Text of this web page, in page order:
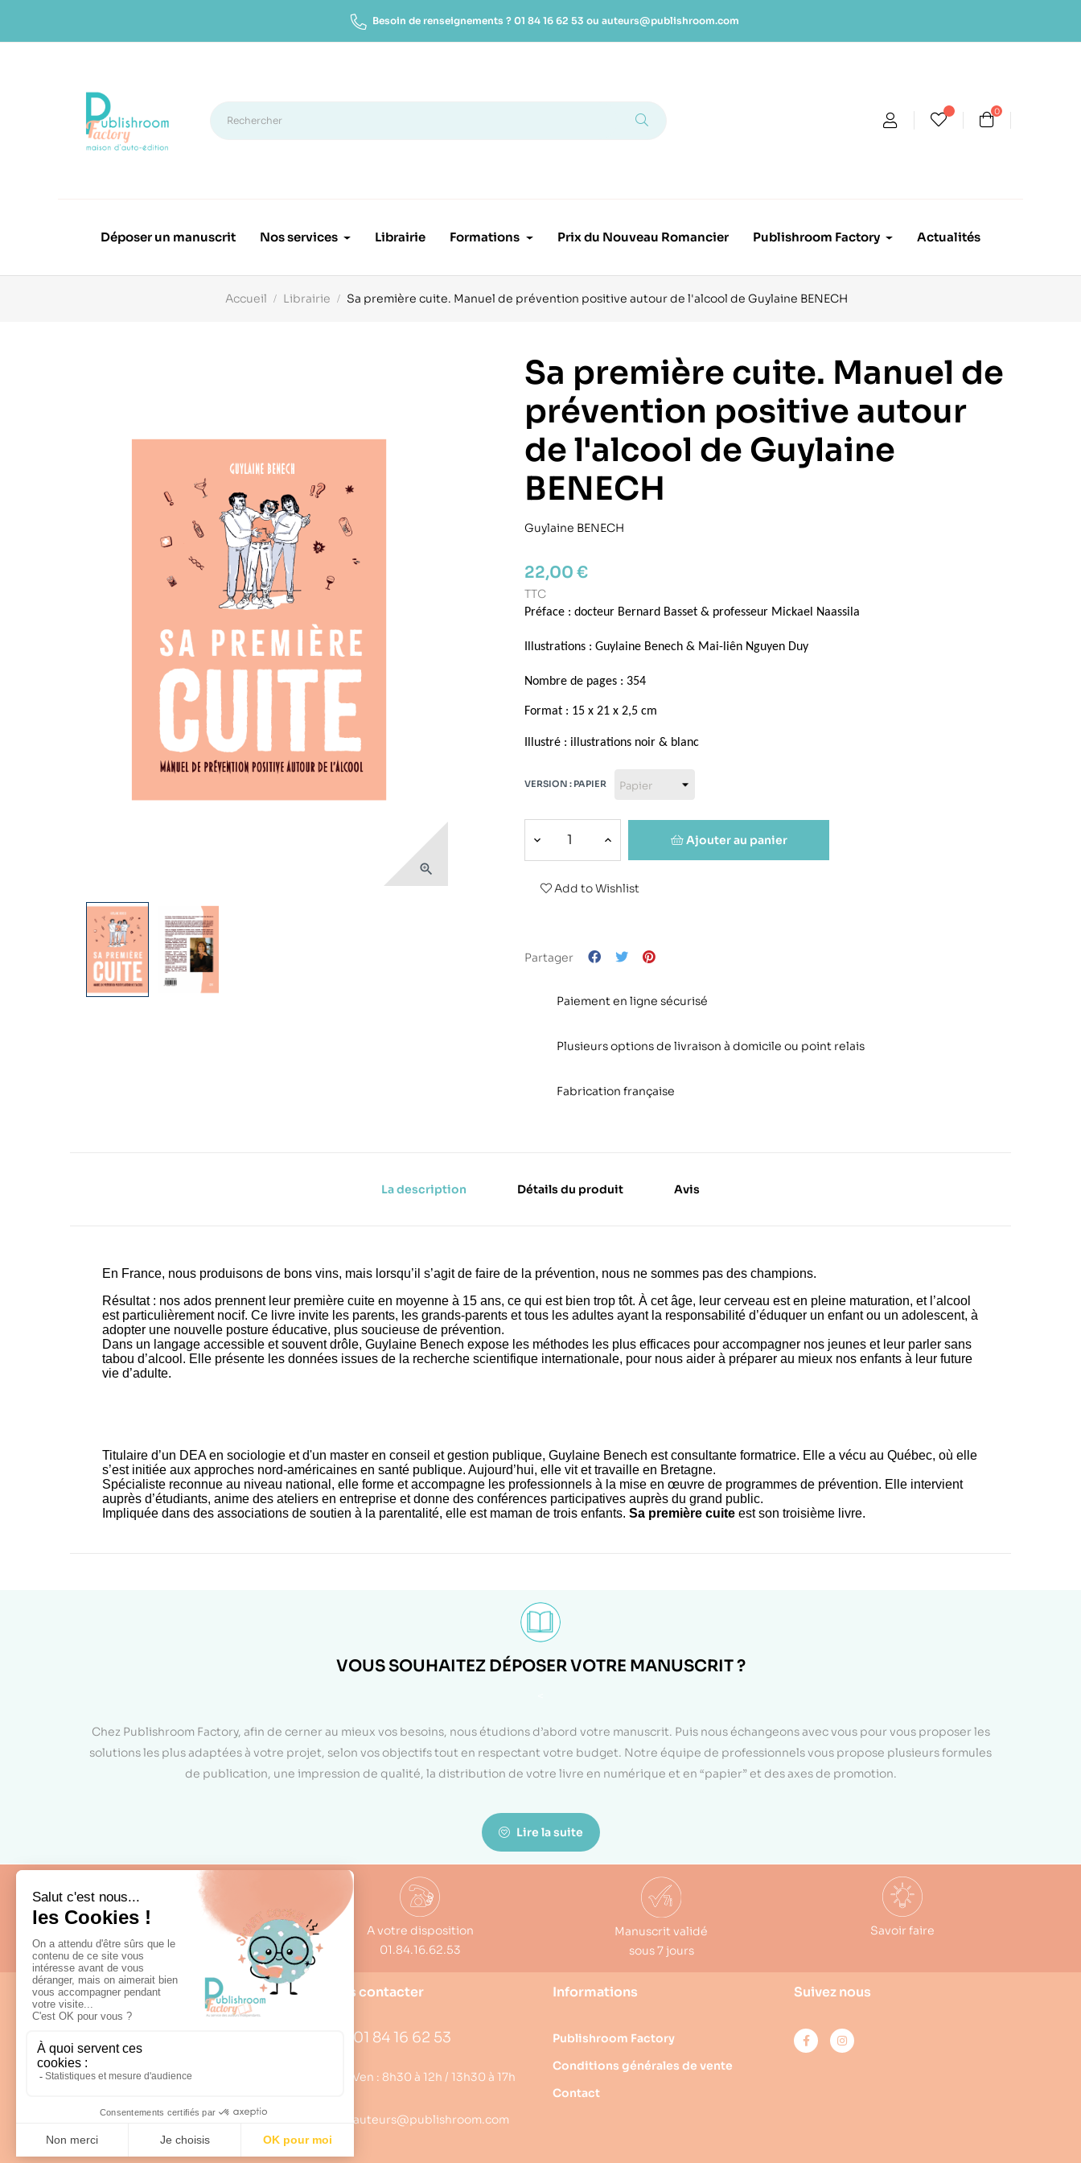
Besoin de renseignements ? 01 84 16 62 53 ou auteurs@publishroom.com
0
Déposer un manuscrit Nos services Librairie Formations Prix du Nouveau Romancier Publishroom Factory Actualités
Accueil Librairie Sa première cuite. Manuel de prévention positive autour de l'alcool de Guylaine BENECH

Sa première cuite. Manuel de
prévention positive autour
de l'alcool de Guylaine
BENECH
Guylaine BENECH
22,00 €
TTC
Préface : docteur Bernard Basset & professeur Mickael Naassila
Illustrations : Guylaine Benech & Mai-liên Nguyen Duy
Nombre de pages : 354
Format : 15 x 21 x 2,5 cm
Illustré : illustrations noir & blanc
VERSION : PAPIER
Ajouter au panier
Add to Wishlist
Partager
Paiement en ligne sécurisé
Plusieurs options de livraison à domicile ou point relais
Fabrication française
La description Détails du produit Avis
En France, nous produisons de bons vins, mais lorsqu’il s’agit de faire de la prévention, nous ne sommes pas des champions.
Résultat : nos ados prennent leur première cuite en moyenne à 15 ans, ce qui est bien trop tôt. À cet âge, leur cerveau est en pleine maturation, et l’alcool
est particulièrement nocif. Ce livre invite les parents, les grands-parents et tous les adultes ayant la responsabilité d’éduquer un enfant ou un adolescent, à
adopter une nouvelle posture éducative, plus soucieuse de prévention.
Dans un langage accessible et souvent drôle, Guylaine Benech expose les méthodes les plus efficaces pour accompagner nos jeunes et leur parler sans
tabou d’alcool. Elle présente les données issues de la recherche scientifique internationale, pour nous aider à préparer au mieux nos enfants à leur future
vie d’adulte.
Titulaire d’un DEA en sociologie et d'un master en conseil et gestion publique, Guylaine Benech est consultante formatrice. Elle a vécu au Québec, où elle
s’est initiée aux approches nord-américaines en santé publique. Aujourd’hui, elle vit et travaille en Bretagne.
Spécialiste reconnue au niveau national, elle forme et accompagne les professionnels à la mise en œuvre de programmes de prévention. Elle intervient
auprès d’étudiants, anime des ateliers en entreprise et donne des conférences participatives auprès du grand public.
Impliquée dans des associations de soutien à la parentalité, elle est maman de trois enfants. Sa première cuite est son troisième livre.
VOUS SOUHAITEZ DÉPOSER VOTRE MANUSCRIT ?
Chez Publishroom Factory, afin de cerner au mieux vos besoins, nous étudions d’abord votre manuscrit. Puis nous échangeons avec vous pour vous proposer les
solutions les plus adaptées à votre projet, selon vos objectifs tout en respectant votre budget. Notre équipe de professionnels vous propose plusieurs formules
de publication, une impression de qualité, la distribution de votre livre en numérique et en “papier” et des axes de promotion.
Lire la suite
Fabrication française
A votre disposition
01.84.16.62.53
Manuscrit validé
sous 7 jours
Savoir faire
Nous contacter
01 84 16 62 53
Lun – Ven : 8h30 à 12h / 13h30 à 17h
auteurs@publishroom.com
Informations
Publishroom Factory
Conditions générales de vente
Contact
Suivez nous